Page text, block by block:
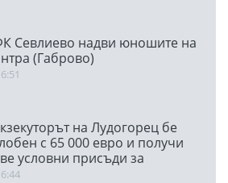
Севлиево надви юношите на
(Габрово)
на Лудогорец бе
с 65 000 евро и получи
условни присъди за
с "орлите"